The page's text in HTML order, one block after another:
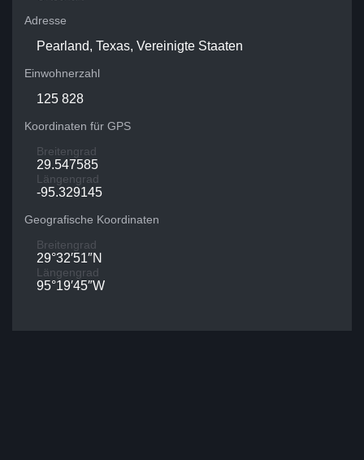
Adresse
Pearland, Texas, Vereinigte Staaten
Einwohnerzahl
125 828
Koordinaten für GPS
Breitengrad
29.547585
Längengrad
-95.329145
Geografische Koordinaten
Breitengrad
29°32′51″N
Längengrad
95°19′45″W